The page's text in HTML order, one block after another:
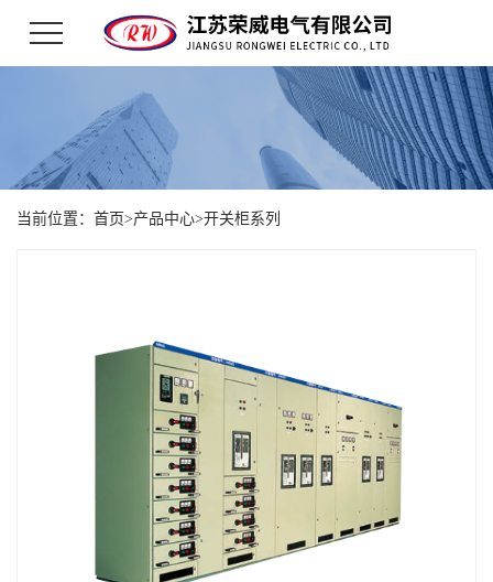
当前位置： 首页>产品中心>开关柜系列